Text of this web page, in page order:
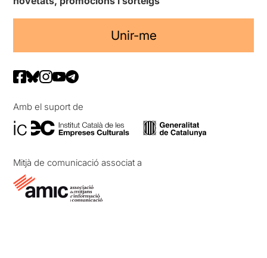
Unir-me
Amb el suport de
Mitjà de comunicació associat a